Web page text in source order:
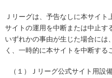
Ｊリーグは、予告なしに本サイ
サイトの運用を中断または中止す
いずれかの事由が生じた場合には
く、一時的に本サイトを中断する
（１）Ｊリーグ公式サイト用設